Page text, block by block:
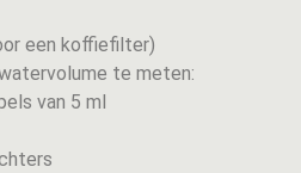
een koffiefilter)
te meten:
van 5 ml